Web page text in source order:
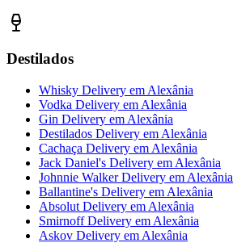
Destilados
Whisky Delivery em Alexânia
Vodka Delivery em Alexânia
Gin Delivery em Alexânia
Destilados Delivery em Alexânia
Cachaça Delivery em Alexânia
Jack Daniel's Delivery em Alexânia
Johnnie Walker Delivery em Alexânia
Ballantine's Delivery em Alexânia
Absolut Delivery em Alexânia
Smirnoff Delivery em Alexânia
Askov Delivery em Alexânia